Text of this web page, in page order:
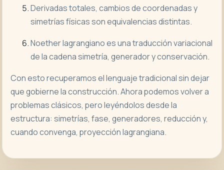
Derivadas totales, cambios de coordenadas y
simetrías físicas son equivalencias distintas.
Noether lagrangiano es una traducción variacional
de la cadena simetría, generador y conservación.
Con esto recuperamos el lenguaje tradicional sin dejar
que gobierne la construcción. Ahora podemos volver a
problemas clásicos, pero leyéndolos desde la
estructura: simetrías, fase, generadores, reducción y,
cuando convenga, proyección lagrangiana.